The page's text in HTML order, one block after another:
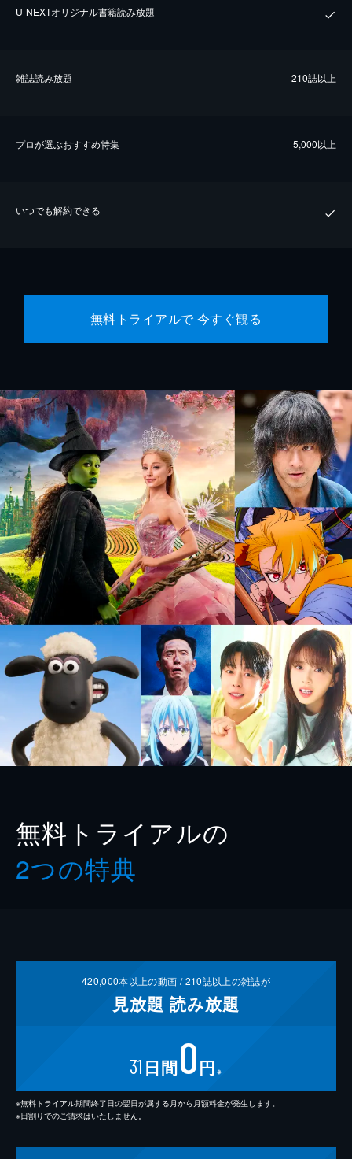
U-NEXTオリジナル書籍読み放題
雑誌読み放題 210誌以上
プロが選ぶおすすめ特集 5,000以上
いつでも解約できる
無料トライアルで 今すぐ観る
無料トライアルの
2つの特典
420,000本以上の動画 /210誌以上の雑誌が
見放題 読み放題
31 日間0円 ※
※無料トライアル期間終了日の翌日が属する月から月額料金が発生します。
※日割りでのご請求はいたしません。